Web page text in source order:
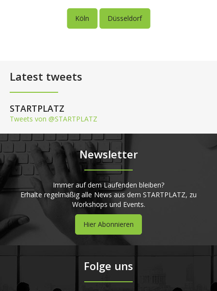
Köln Düsseldorf
Latest tweets
STARTPLATZ
Tweets von @STARTPLATZ
Newsletter
Immer auf dem Laufenden bleiben?
Erhalte regelmäßig alle News aus dem STARTPLATZ, zu
Workshops und Events.
Hier Abonnieren
Folge uns